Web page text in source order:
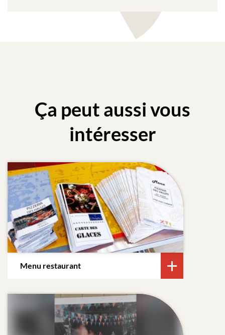
Ça peut aussi vous
intéresser
Menu restaurant